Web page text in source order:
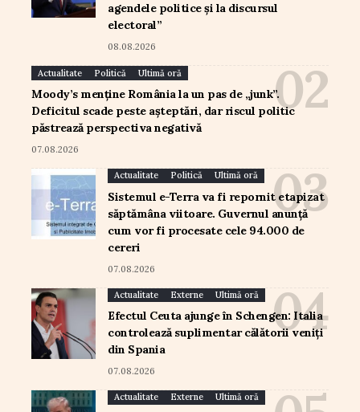
agendele politice și la discursul
electoral”
08.08.2026
Actualitate Politică Ultimă oră
Moody’s menține România la un pas de „junk”.
Deficitul scade peste așteptări, dar riscul politic
păstrează perspectiva negativă
07.08.2026
Actualitate Politică Ultimă oră
Sistemul e-Terra va fi repornit etapizat
săptămâna viitoare. Guvernul anunță
cum vor fi procesate cele 94.000 de
cereri
07.08.2026
Actualitate Externe Ultimă oră
Efectul Ceuta ajunge în Schengen: Italia
controlează suplimentar călătorii veniți
din Spania
07.08.2026
Actualitate Externe Ultimă oră